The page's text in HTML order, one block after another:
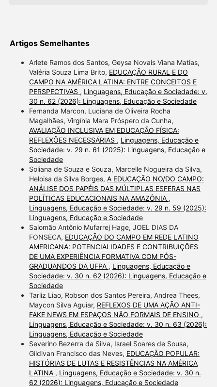
Artigos Semelhantes
Arlete Ramos dos Santos, Geysa Novais Viana Matias,
Valéria Souza Lima Brito, EDUCAÇÃO RURAL E DO
CAMPO NA AMÉRICA LATINA: ENTRE CONCEITOS E
PERSPECTIVAS , Linguagens, Educação e Sociedade: v.
30 n. 62 (2026): Linguagens, Educação e Sociedade
Fernanda Marcon, Luciana de Oliveira Rocha
Magalhães, Virgínia Mara Próspero da Cunha,
AVALIAÇÃO INCLUSIVA EM EDUCAÇÃO FÍSICA:
REFLEXÕES NECESSÁRIAS , Linguagens, Educação e
Sociedade: v. 29 n. 61 (2025): Linguagens, Educação e
Sociedade
Soliana de Souza e Souza, Marcelle Nogueira da Silva,
Heloisa da Silva Borges, A EDUCAÇÃO NO/DO CAMPO:
ANÁLISE DOS PAPÉIS DAS MÚLTIPLAS ESFERAS NAS
POLÍTICAS EDUCACIONAIS NA AMAZÔNIA ,
Linguagens, Educação e Sociedade: v. 29 n. 59 (2025):
Linguagens, Educação e Sociedade
Salomão Antônio Mufarrej Hage, JOEL DIAS DA
FONSECA, EDUCAÇÃO DO CAMPO EM REDE LATINO
AMERICANA: POTENCIALIDADES E CONTRIBUIÇÕES
DE UMA EXPERIÊNCIA FORMATIVA COM PÓS-
GRADUANDOS DA UFPA , Linguagens, Educação e
Sociedade: v. 30 n. 62 (2026): Linguagens, Educação e
Sociedade
Tarliz Liao, Robson dos Santos Pereira, Andrea Thees,
Maycon Silva Aguiar, REFLEXOS DE UMA AÇÃO ANTI-
FAKE NEWS EM ESPAÇOS NÃO FORMAIS DE ENSINO ,
Linguagens, Educação e Sociedade: v. 30 n. 63 (2026):
Linguagens, Educação e Sociedade
Severino Bezerra da Silva, Israel Soares de Sousa,
Gildivan Francisco das Neves, EDUCAÇÃO POPULAR:
HISTÓRIAS DE LUTAS E RESISTÊNCIAS NA AMÉRICA
LATINA , Linguagens, Educação e Sociedade: v. 30 n.
62 (2026): Linguagens, Educação e Sociedade